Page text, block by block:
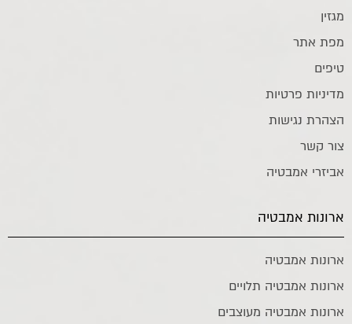
מגזין
מפת אתר
טיפים
מדיניות פרטיות
הצהרת נגישות
צור קשר
אביזרי אמבטיה
ארונות אמבטיה
ארונות אמבטיה
ארונות אמבטיה תלויים
ארונות אמבטיה מעוצבים